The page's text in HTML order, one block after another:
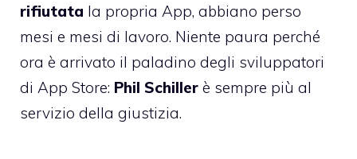
rifiutata la propria App, abbiano perso
mesi e mesi di lavoro. Niente paura perché
ora è arrivato il paladino degli sviluppatori
di App Store: Phil Schiller è sempre più al
servizio della giustizia.